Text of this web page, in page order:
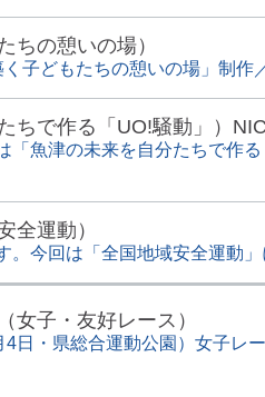
ちの憩いの場）
子どもたちの憩いの場」制作
ちで作る「UO!騒動」）
「魚津の未来を自分たちで作
全運動）
今回は「全国地域安全運動」
女子・友好レース）
日・県総合運動公園）女子レ